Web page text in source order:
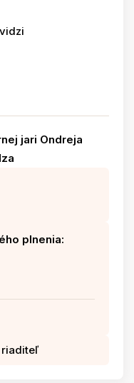
jari Ondreja
plnenia:
riaditeľ